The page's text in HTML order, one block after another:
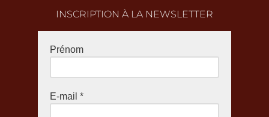
INSCRIPTION À LA NEWSLETTER
Prénom
E-mail *